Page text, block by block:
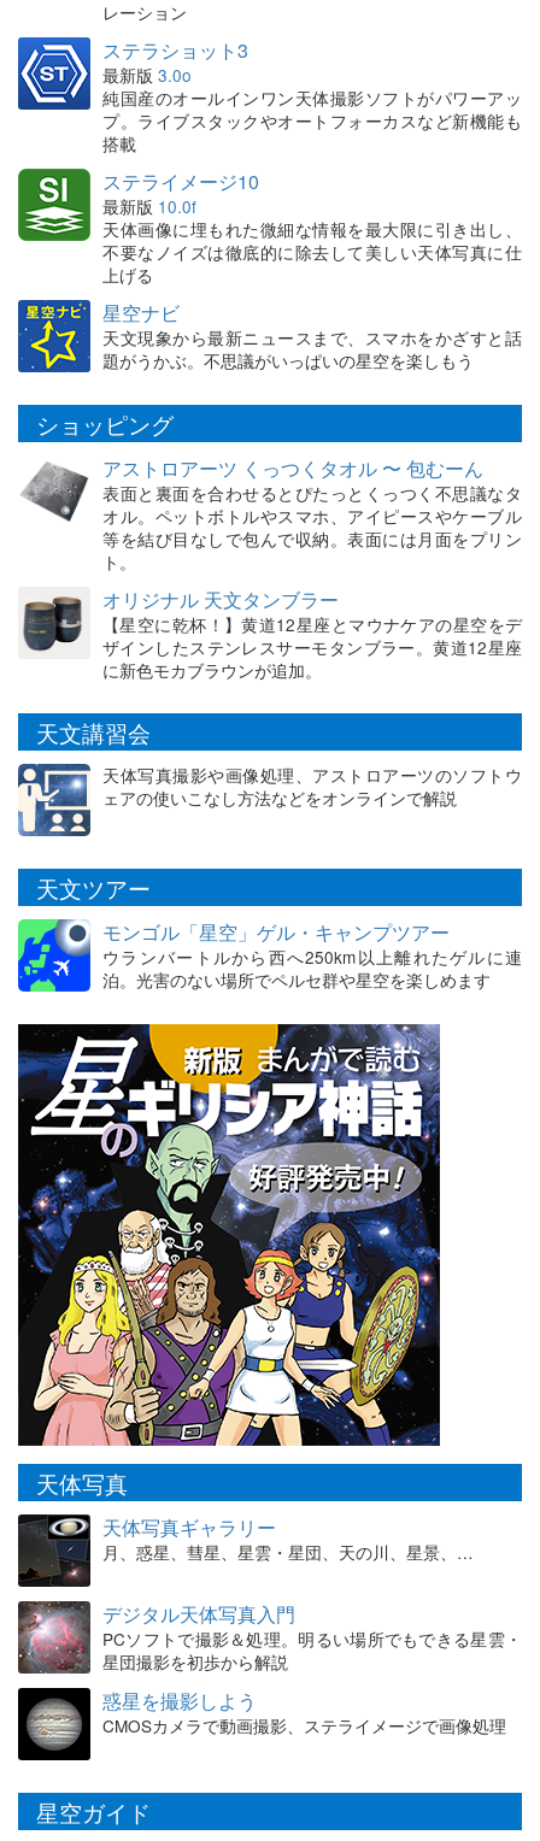
レーション
ステラショット3
最新版 3.0o
純国産のオールインワン天体撮影ソフトがパワーアッ
プ。ライブスタックやオートフォーカスなど新機能も
搭載
ステライメージ10
最新版 10.0f
天体画像に埋もれた微細な情報を最大限に引き出し、
不要なノイズは徹底的に除去して美しい天体写真に仕
上げる
星空ナビ
天文現象から最新ニュースまで、スマホをかざすと話
題がうかぶ。不思議がいっぱいの星空を楽しもう
ショッピング
アストロアーツ くっつくタオル 〜 包むーん
表面と裏面を合わせるとぴたっとくっつく不思議なタ
オル。ペットボトルやスマホ、アイピースやケーブル
等を結び目なしで包んで収納。表面には月面をプリン
ト。
オリジナル 天文タンブラー
【星空に乾杯！】黄道12星座とマウナケアの星空をデ
ザインしたステンレスサーモタンブラー。黄道12星座
に新色モカブラウンが追加。
天文講習会
天体写真撮影や画像処理、アストロアーツのソフトウ
ェアの使いこなし方法などをオンラインで解説
天文ツアー
モンゴル「星空」ゲル・キャンプツアー
ウランバートルから西へ250km以上離れたゲルに連
泊。光害のない場所でペルセ群や星空を楽しめます
天体写真
天体写真ギャラリー
月、惑星、彗星、星雲・星団、天の川、星景、…
デジタル天体写真入門
PCソフトで撮影＆処理。明るい場所でもできる星雲・
星団撮影を初歩から解説
惑星を撮影しよう
CMOSカメラで動画撮影、ステライメージで画像処理
星空ガイド